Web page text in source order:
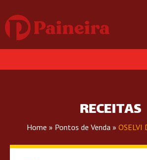
RECEITAS
Home » Pontos de Venda » OSELVI